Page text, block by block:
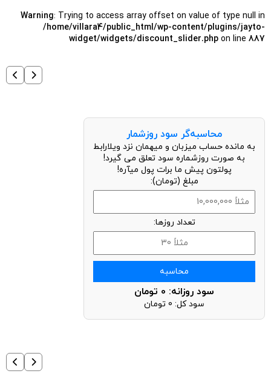
Warning: Trying to access array offset on value of type null in
/home/villara4/public_html/wp-content/plugins/jayto-
widget/widgets/discount_slider.php on line 887
محاسبه‌گر سود روزشمار
به مانده حساب میزبان و میهمان نزد ویلارابط
به صورت روزشماره سود تعلق می گیرد!
پولتون پیش ما برات پول میآره!
مبلغ (تومان):
تعداد روزها:
محاسبه
سود روزانه: 0 تومان
سود کل: 0 تومان